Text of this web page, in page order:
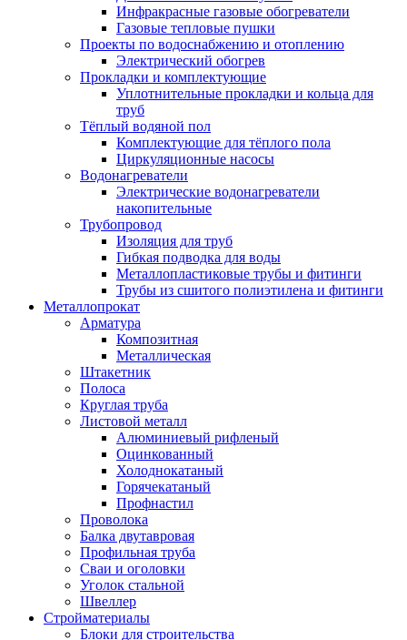
Инфракрасные газовые обогреватели
Газовые тепловые пушки
Проекты по водоснабжению и отоплению
Электрический обогрев
Прокладки и комплектующие
Уплотнительные прокладки и кольца для
труб
Тёплый водяной пол
Комплектующие для тёплого пола
Циркуляционные насосы
Водонагреватели
Электрические водонагреватели
накопительные
Трубопровод
Изоляция для труб
Гибкая подводка для воды
Металлопластиковые трубы и фитинги
Трубы из сшитого полиэтилена и фитинги
Металлопрокат
Арматура
Композитная
Металлическая
Штакетник
Полоса
Круглая труба
Листовой металл
Алюминиевый рифленый
Оцинкованный
Холоднокатаный
Горячекатаный
Профнастил
Проволока
Балка двутавровая
Профильная труба
Сваи и оголовки
Уголок стальной
Швеллер
Стройматериалы
Блоки для строительства